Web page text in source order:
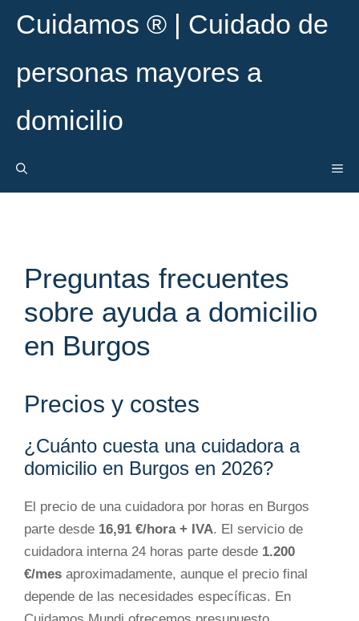
Cuidamos ® | Cuidado de
personas mayores a
domicilio
Preguntas frecuentes
sobre ayuda a domicilio
en Burgos
Precios y costes
¿Cuánto cuesta una cuidadora a
domicilio en Burgos en 2026?
El precio de una cuidadora por horas en Burgos
parte desde 16,91 €/hora + IVA. El servicio de
cuidadora interna 24 horas parte desde 1.200
€/mes aproximadamente, aunque el precio final
depende de las necesidades específicas. En